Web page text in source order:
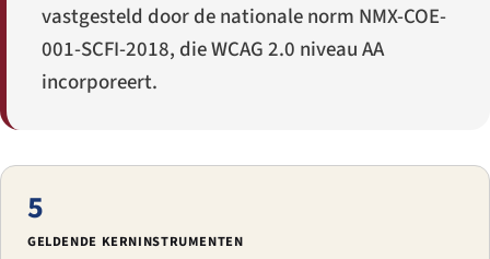
vastgesteld door de nationale norm NMX-COE-
001-SCFI-2018, die WCAG 2.0 niveau AA
incorporeert.
5
GELDENDE KERNINSTRUMENTEN